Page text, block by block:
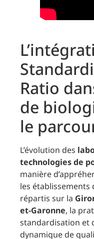
Ratio
de
le
L’évolution des
technologies de
manière
les
répartis sur la
et-Garonne, la
standardisation et
dynamique de